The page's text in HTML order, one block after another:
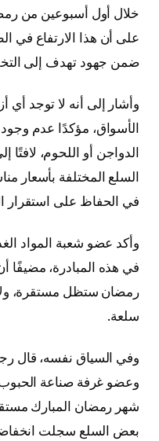
خلال أول أسبوعين من
على أن هذا الارتفاع في
ضمن جهود تهدف إلى
وأشار إلى أنه لا توجد أي
الأسواق، مؤكدًا عدم
الدواجن أو اللحوم،
السلع المختلفة بأسعار
في الحفاظ على استقرار
وأكد عضو شعبة المواد
في هذه المبادرة، مضيفًا
رمضان ستظل مستقرة،
سلعة.
وفي السياق نفسه، قال
وعضو غرفة صناعة
شهر رمضان المبارك
بعض السلع سجلت